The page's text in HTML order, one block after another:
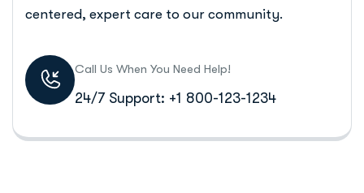
centered, expert care to our community.
Call Us When You Need Help!
24/7 Support: +1 800-123-1234